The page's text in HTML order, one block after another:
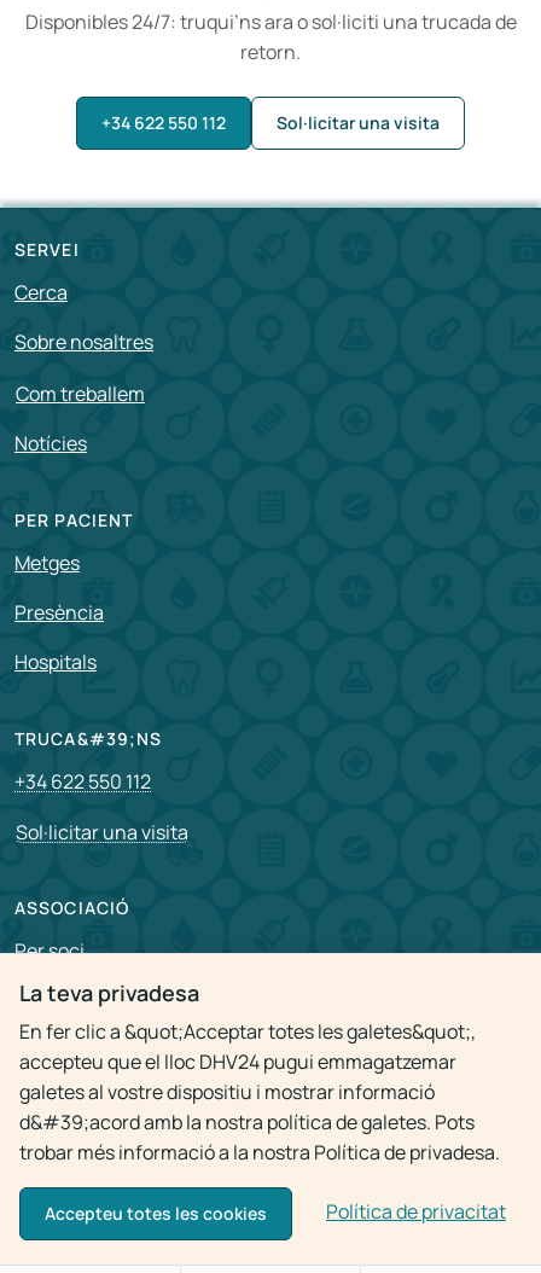
La teva privadesa
En fer clic a &quot;Acceptar totes les galetes&quot;,
accepteu que el lloc DHV24 pugui emmagatzemar
galetes al vostre dispositiu i mostrar informació
d&#39;acord amb la nostra política de galetes. Pots
trobar més informació a la nostra Política de privadesa.
Accepteu totes les cookies Política de privacitat
Disponibles 24/7: truqui’ns ara o sol·liciti una trucada de
retorn.
+34 622 550 112 Sol·licitar una visita
SERVEI
Cerca
Sobre nosaltres
Com treballem
Notícies
PER PACIENT
Metges
Presència
Hospitals
TRUCA&#39;NS
+34 622 550 112
Sol·licitar una visita
ASSOCIACIÓ
Per soci
Vacants
Política de privacitat
© 2009 - 2026Visita al metge a domicili 24h
Només es permet l&#39;ús de materials amb l&#39;enllaç actiu a la font